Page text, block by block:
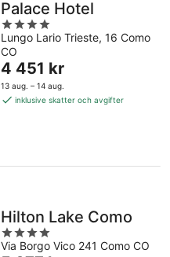
Palace Hotel
4
out
of
5
Lungo Lario Trieste, 16 Como
CO
Priset
är
4 451 kr
4 451 kr
13 aug. – 14 aug.
inklusive skatter och avgifter
Hilton Lake Como
4
out
Via Borgo Vico 241 Como CO